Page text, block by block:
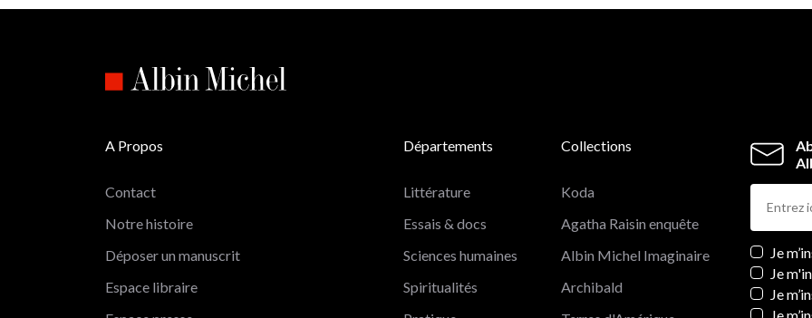
Je
Je
Je
A Propos
Contact
Notre histoire
Déposer un manuscrit
Espace libraire
Départements
Littérature
Essais & docs
Sciences humaines
Spiritualités
Collections
Koda
Agatha Raisin enquête
Albin Michel Imaginaire
Archibald